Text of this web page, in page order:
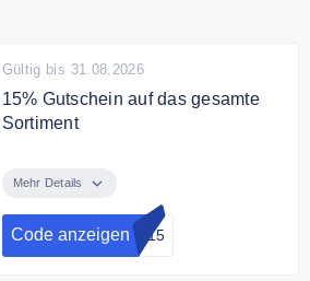
Gültig bis 31.08.2026
15% Gutschein auf das gesamte
Sortiment
15% auf das gesamte Sortiment
Mehr Details
Code anzeigen lo15